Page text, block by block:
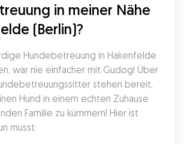
in meiner Nähe
(Berlin)?
Hundebetreuung in Hakenfelde
war nie einfacher mit Gudog! Über
stehen bereit,
Hund in einem echten Zuhause
Familie zu kümmern! Hier ist
musst: